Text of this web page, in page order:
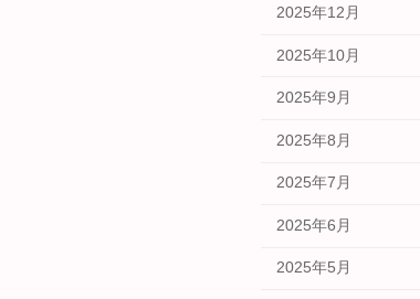
2025年12月
2025年10月
2025年9月
2025年8月
2025年7月
2025年6月
2025年5月